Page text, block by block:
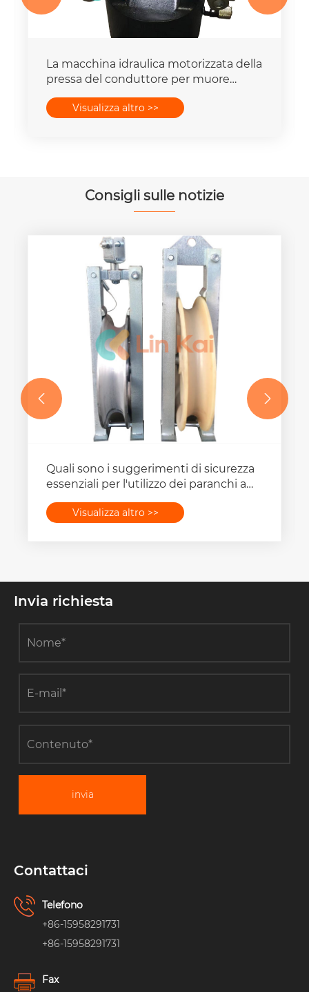
La macchina idraulica motorizzata della
pressa del conduttore per muore
400mm2 degli insiemi 25T-300T
Visualizza altro >>
Consigli sulle notizie
Quali sono i suggerimenti di sicurezza
essenziali per l'utilizzo dei paranchi a
Visualizza altro >>
 
Invia richiesta
invia
Contattaci
Telefono
+86-15958291731
+86-15958291731
Fax